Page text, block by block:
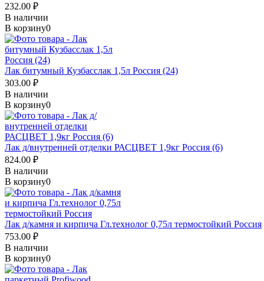
232.00 ₽
В наличии
В корзину0
Лак битумный Кузбасслак 1,5л Россия (24)
303.00 ₽
В наличии
В корзину0
Лак д/внутренней отделки РАСЦВЕТ 1,9кг Россия (6)
824.00 ₽
В наличии
В корзину0
Лак д/камня и кирпича Гл.технолог 0,75л термостойкий Россия
753.00 ₽
В наличии
В корзину0